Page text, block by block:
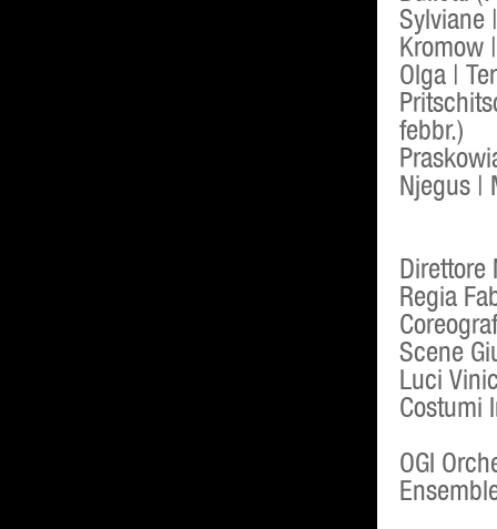
Sylviane
Kromow
Olga |
febbr.)
Njegus |
Direttore
Regia
Scene
Luci
Costumi
OGI